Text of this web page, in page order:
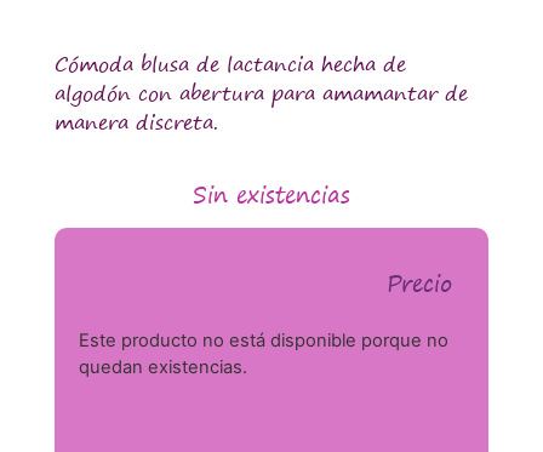
Cómoda blusa de lactancia hecha de
algodón con abertura para amamantar de
manera discreta.
Sin existencias
Precio
Este producto no está disponible porque no
quedan existencias.